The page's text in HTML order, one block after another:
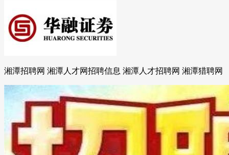
湘潭招聘网 湘潭人才网招聘信息 湘潭人才招聘网 湘潭猎聘网